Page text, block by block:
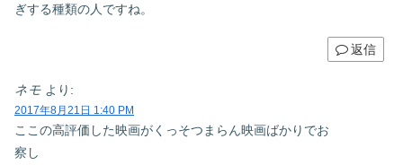
ぎする種類の人ですね。
返信
ネモ より:
2017年8月21日 1:40 PM
ここの高評価した映画がくっそつまらん映画ばかりでお
察し